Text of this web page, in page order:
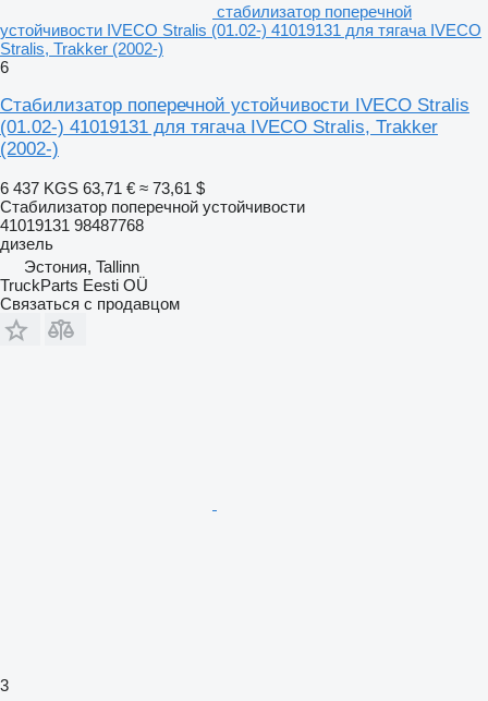
стабилизатор поперечной
устойчивости IVECO Stralis (01.02-) 41019131 для тягача IVECO
Stralis, Trakker (2002-)
6
Стабилизатор поперечной устойчивости IVECO Stralis
(01.02-) 41019131 для тягача IVECO Stralis, Trakker
(2002-)
6 437 KGS 63,71 € ≈ 73,61 $
Стабилизатор поперечной устойчивости
41019131 98487768
дизель
Эстония, Tallinn
TruckParts Eesti OÜ
Связаться с продавцом
3